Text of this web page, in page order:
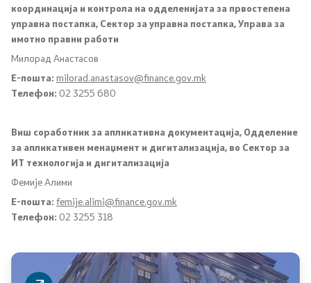
Проекти
Публикации и објави
Годишни планови
Е-јавни набавки
Склучени договори за јавни набавки
Закони и прописи
координација и контрола на одделенијата за првостепена
управна постапка, Сектор за управна постапка, Управа за
имотно правни работи
Милорад Анастасов
Е-пошта: milorad.anastasov@finance.gov.mk
Телефон: 02 3255 680
Виш соработник за апликативна документација, Одделение
за апликативен менаџмент и дигитализација, во Сектор за
ИТ технологија и дигитализација
Фемије Алими
Е-пошта: femije.alimi@finance.gov.mk
Телефон: 02 3255 318